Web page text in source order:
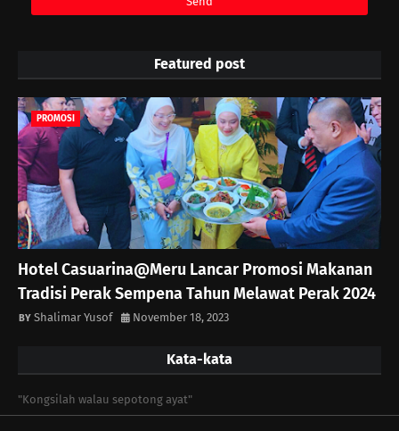
Featured post
PROMOSI
Hotel Casuarina@Meru Lancar Promosi Makanan
Tradisi Perak Sempena Tahun Melawat Perak 2024
Shalimar Yusof November 18, 2023
Kata-kata
"Kongsilah walau sepotong ayat"